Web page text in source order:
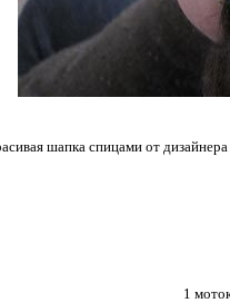
шапка спицами от
1